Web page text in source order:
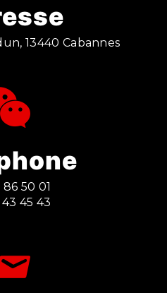
13440 Cabannes
86 50 01
43 45 43